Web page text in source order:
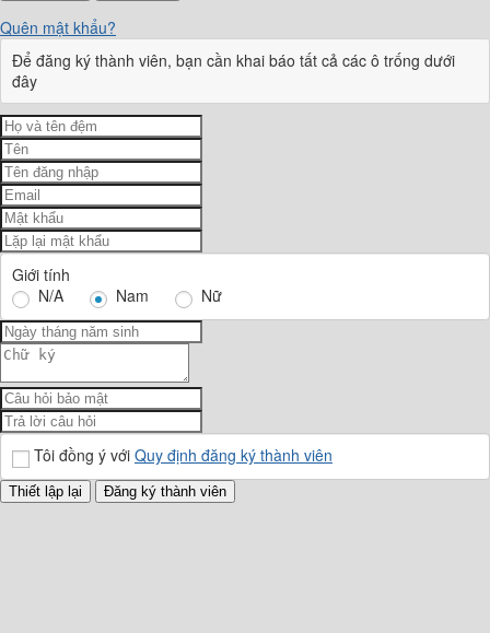
Quên mật khẩu?
Để đăng ký thành viên, bạn cần khai báo tất cả các ô trống dưới
đây
Giới tính
N/A
Nam Nữ
Tôi đồng ý với Quy định đăng ký thành viên